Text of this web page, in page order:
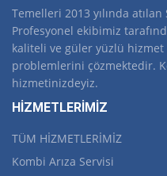
Temelleri 2013 yılında
Profesyonel ekibimiz
kaliteli ve güler yüzlü hizmet
problemlerini çözmektedir.
hizmetinizdeyiz.
HİZMETLERİMİZ
TÜM HİZMETLERİMİZ
Kombi Arıza Servisi